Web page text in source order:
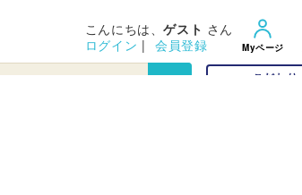
こだわり
こんにちは、ゲスト さん
ログイン | 会員登録 Myページ